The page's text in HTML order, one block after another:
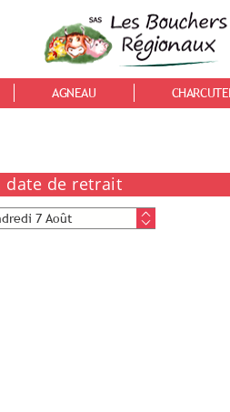
AGNEAU
date de retrait